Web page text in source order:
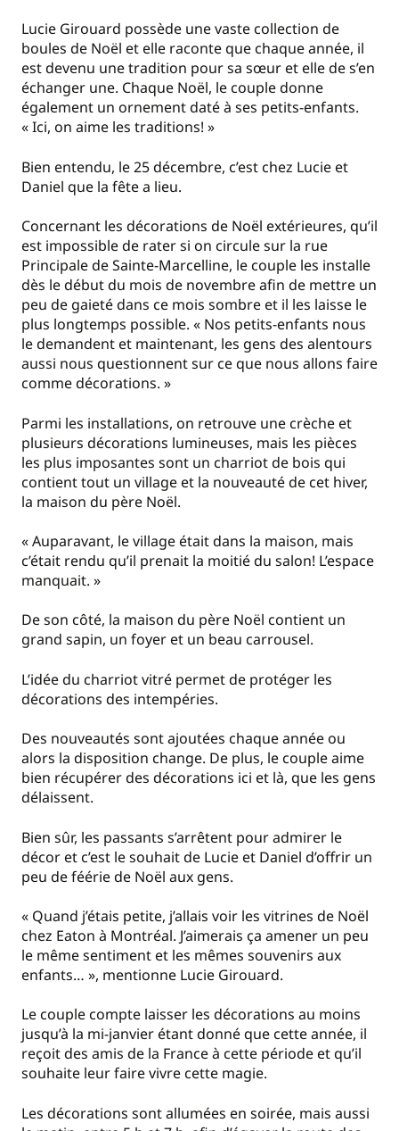
Lucie Girouard possède une vaste collection de
boules de Noël et elle raconte que chaque année, il
est devenu une tradition pour sa sœur et elle de s’en
échanger une. Chaque Noël, le couple donne
également un ornement daté à ses petits-enfants.
« Ici, on aime les traditions! »
Bien entendu, le 25 décembre, c’est chez Lucie et
Daniel que la fête a lieu.
Concernant les décorations de Noël extérieures, qu’il
est impossible de rater si on circule sur la rue
Principale de Sainte-Marcelline, le couple les installe
dès le début du mois de novembre afin de mettre un
peu de gaieté dans ce mois sombre et il les laisse le
plus longtemps possible. « Nos petits-enfants nous
le demandent et maintenant, les gens des alentours
aussi nous questionnent sur ce que nous allons faire
comme décorations. »
Parmi les installations, on retrouve une crèche et
plusieurs décorations lumineuses, mais les pièces
les plus imposantes sont un charriot de bois qui
contient tout un village et la nouveauté de cet hiver,
la maison du père Noël.
« Auparavant, le village était dans la maison, mais
c’était rendu qu’il prenait la moitié du salon! L’espace
manquait. »
De son côté, la maison du père Noël contient un
grand sapin, un foyer et un beau carrousel.
L’idée du charriot vitré permet de protéger les
décorations des intempéries.
Des nouveautés sont ajoutées chaque année ou
alors la disposition change. De plus, le couple aime
bien récupérer des décorations ici et là, que les gens
délaissent.
Bien sûr, les passants s’arrêtent pour admirer le
décor et c’est le souhait de Lucie et Daniel d’offrir un
peu de féérie de Noël aux gens.
« Quand j’étais petite, j’allais voir les vitrines de Noël
chez Eaton à Montréal. J’aimerais ça amener un peu
le même sentiment et les mêmes souvenirs aux
enfants… », mentionne Lucie Girouard.
Le couple compte laisser les décorations au moins
jusqu’à la mi-janvier étant donné que cette année, il
reçoit des amis de la France à cette période et qu’il
souhaite leur faire vivre cette magie.
Les décorations sont allumées en soirée, mais aussi